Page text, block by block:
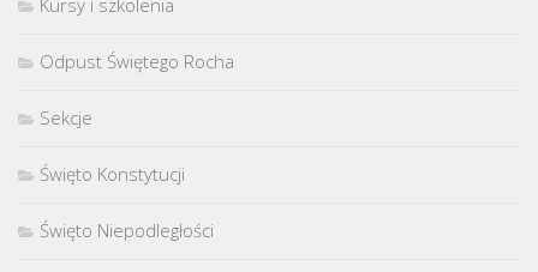
Odpust Świętego Rocha
Sekcje
Święto Konstytucji
Święto Niepodległości